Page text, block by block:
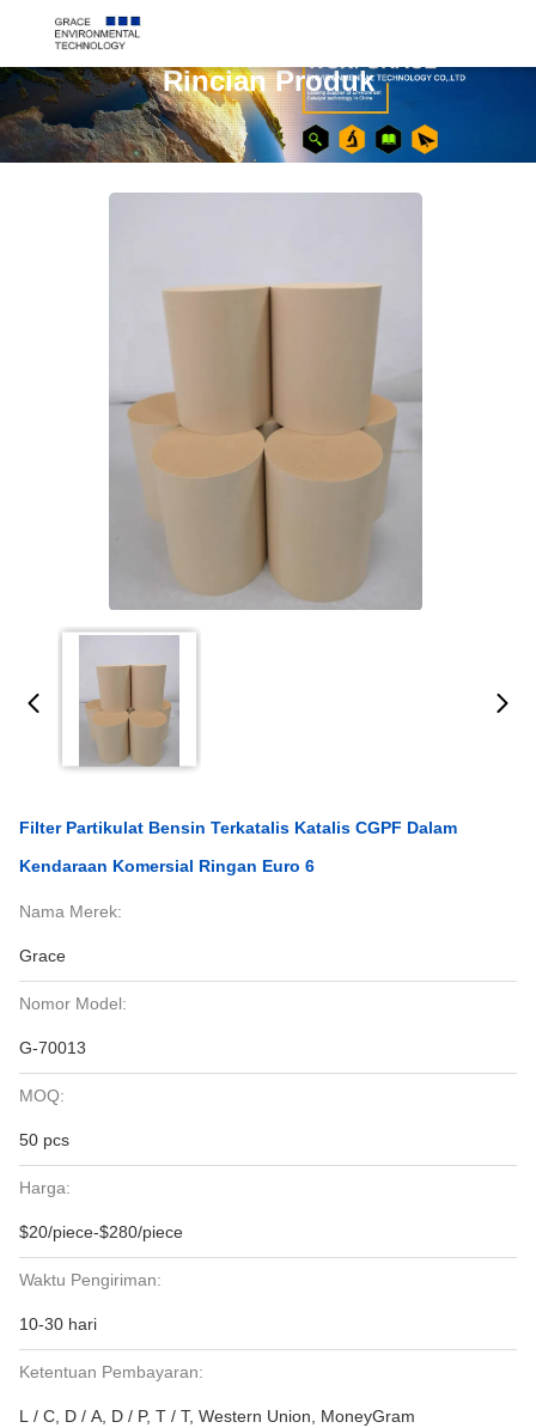
Rincian Produk
Filter Partikulat Bensin Terkatalis Katalis CGPF Dalam
Kendaraan Komersial Ringan Euro 6
Nama Merek:
Grace
Nomor Model:
G-70013
MOQ:
50 pcs
Harga:
$20/piece-$280/piece
Waktu Pengiriman:
10-30 hari
Ketentuan Pembayaran:
L / C, D / A, D / P, T / T, Western Union, MoneyGram